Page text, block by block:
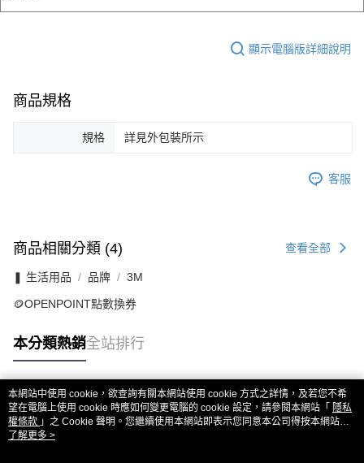
顯示電腦版詳細說明
商品規格
規格 詳見外包裝所示
客服
商品相關分類 (4) 查看全部
❚ 生活用品 品牌 3M
🪙OPENPOINT點數換券
本分類熱銷全站排行
熱門標籤
本網站中使用 cookie，欲查詢有關本網站使用 cookie 方式之詳情，及若您不希
望在電腦上使用 cookie 時應如何變更電腦的 cookie 設定，請參閱本網站「 隱私
權條款 」之 Cookie 聲明。您繼續使用本網站即表示您同意本公司得按本網站使
用條款之 Cookie 聲明使用 cookie。
了解更多 >